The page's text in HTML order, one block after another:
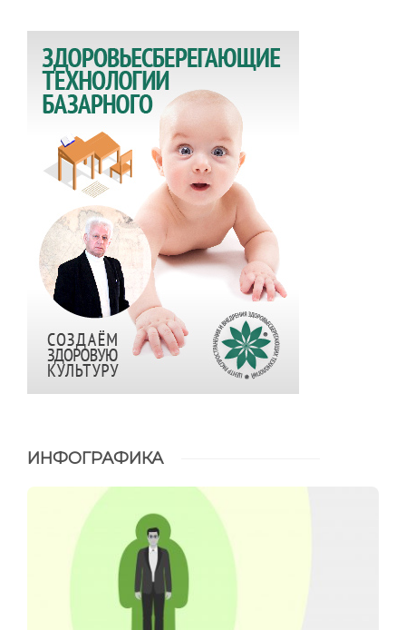
ИНФОГРАФИКА